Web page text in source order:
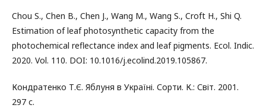
Chou S., Chen B., Chen J., Wang M., Wang S., Croft H., Shi Q.
Estimation of leaf photosynthetic capacity from the
photochemical reflectance index and leaf pigments. Ecol. Indic.
2020. Vol. 110. DOI: 10.1016/j.ecolind.2019.105867.
Кондратенко Т.Є. Яблуня в Україні. Сорти. К.: Світ. 2001.
297 с.